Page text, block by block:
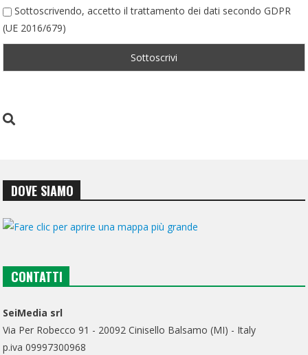
Sottoscrivendo, accetto il trattamento dei dati secondo GDPR
(UE 2016/679)
DOVE SIAMO
CONTATTI
SeiMedia srl
Via Per Robecco 91 - 20092 Cinisello Balsamo (MI) - Italy
p.iva 09997300968